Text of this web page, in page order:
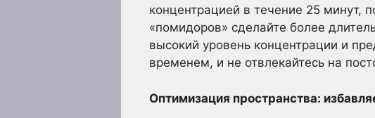
концентрацией в течение 25 минут,
«помидоров» сделайте более
высокий уровень концентрации и
временем, и не отвлекайтесь на
Оптимизация пространства: